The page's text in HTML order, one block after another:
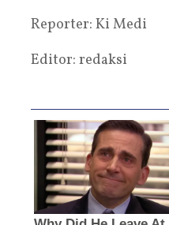
Reporter: Ki Medi
Editor: redaksi